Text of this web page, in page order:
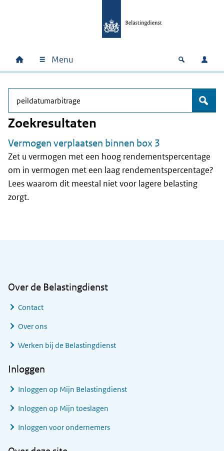
Hoofdnavigatie
Home Menu Open
zoek
Zoekresultaten
Vermogen verplaatsen binnen box 3
Zet u vermogen met een hoog rendementspercentage
om in vermogen met een laag rendementspercentage?
Lees waarom dit meestal niet voor lagere belasting
zorgt.
Over de Belastingdienst
Contact
Over ons
Werken bij de Belastingdienst
Inloggen
Inloggen op Mijn Belastingdienst
Inloggen op Mijn toeslagen
Inloggen voor ondernemers